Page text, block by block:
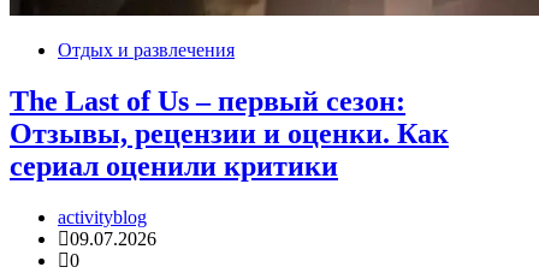
Отдых и развлечения
The Last of Us – первый сезон:
Отзывы, рецензии и оценки. Как
сериал оценили критики
activityblog
09.07.2026
0